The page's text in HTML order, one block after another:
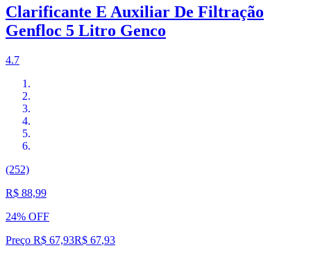
Clarificante E Auxiliar De Filtração
Genfloc 5 Litro Genco
4.7
(252)
R$ 88,99
24% OFF
Preço R$ 67,93R$ 67,93